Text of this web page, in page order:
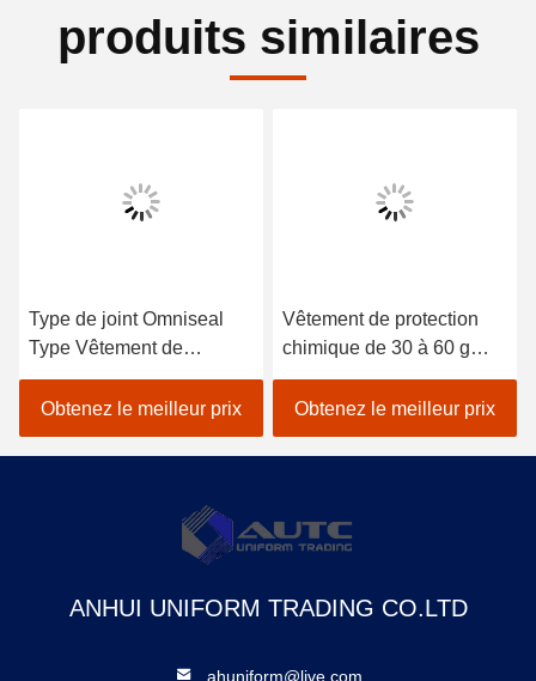
produits similaires
Type de joint Omniseal
Type Vêtement de
protection individuelle
(EPI) fourni avec un tissu
offrant une sécurité et un
confort efficaces dans les
Obtenez le meilleur prix
Vêtement de protection
chimique de 30 à 60 g
Conçu selon les normes
de conformité OSHA ANSI
AS ANZS Idéal pour la
réponse aux
Obtenez le meilleur prix
ANHUI UNIFORM TRADING CO.LTD
ahuniform@live.com